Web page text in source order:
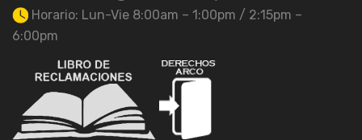
Horario: Lun-Vie 8:00am – 1:00pm / 2:15pm –
6:00pm